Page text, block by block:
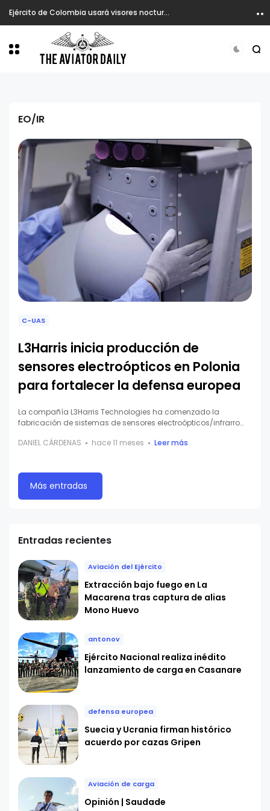
Ejército de Colombia usará visores nocturnos en atención de emergencia desde helicópteros.
EO/IR
C-UAS
L3Harris inicia producción de
sensores electroópticos en Polonia
para fortalecer la defensa europea
La compañía L3Harris Technologies ha comenzado la
fabricación de sistemas de sensores electroópticos/infrarro…
DANIEL CÁRDENAS
hace 11 meses Leer más
Más entradas
Entradas recientes
Aviación del Ejército
Extracción bajo fuego en La
Macarena tras captura de alias
Mono Huevo
antonov
Ejército Nacional realiza inédito
lanzamiento de carga en Casanare
defensa europea
Suecia y Ucrania firman histórico
acuerdo por cazas Gripen
Aviación de carga
Opinión | Saudade